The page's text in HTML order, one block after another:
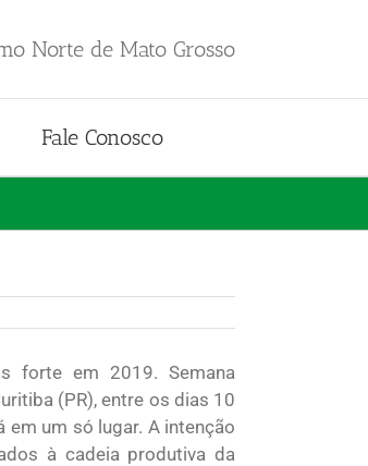
Norte de Mato Grosso
Fale Conosco
forte em 2019. Semana
(PR), entre os dias 10
em um só lugar. A intenção
à cadeia produtiva da